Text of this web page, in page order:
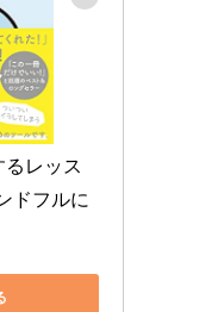
レッス
ドフルに